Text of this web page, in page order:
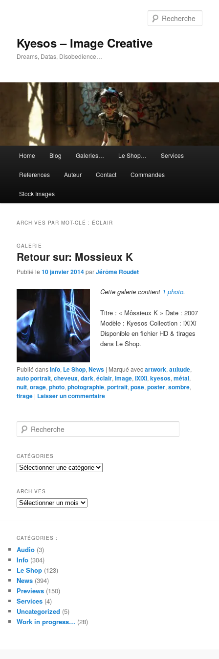
Kyesos – Image Creative
Dreams, Datas, Disobedience…
principal
Home Blog Galeries… Le Shop… Services
References Auteur Contact Commandes
Stock Images
ARCHIVES PAR MOT-CLÉ : ÉCLAIR
Retour sur: Mossieux K
GALERIE
Publié le10 janvier 2014parJérôme Roudet
Cette galerie contient 1 photo.
Titre : « Môssieux K » Date : 2007
Modèle : Kyesos Collection : iXiXi
Disponible en fichier HD & tirages
dans Le Shop.
Publié dansInfo, Le Shop,News | Marqué avecartwork,attitude,
auto portrait,cheveux,dark,éclair,image,iXiXi,kyesos,métal,
nuit,orage,photo,photographie,portrait,pose,poster,sombre,
tirage | Laisser un commentaire
e
h
e
r
h
e
CATÉGORIES
Catégories
ARCHIVES
Archives
CATÉGORIES :
Audio (3)
Info (304)
Le Shop (123)
News (394)
Previews (150)
Services (4)
Uncategorized (5)
Work in progress… (28)